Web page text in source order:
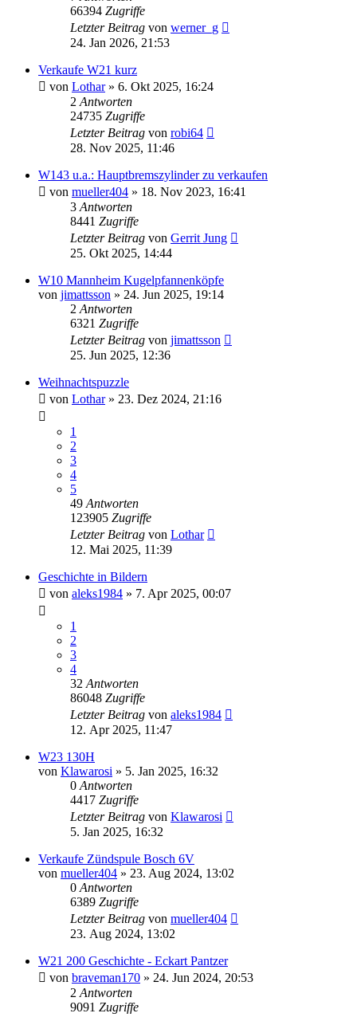
66394 Zugriffe
Letzter Beitrag von werner_g
24. Jan 2026, 21:53
Verkaufe W21 kurz
von Lothar» 6. Okt 2025, 16:24
2 Antworten
24735 Zugriffe
Letzter Beitrag von robi64
28. Nov 2025, 11:46
W143 u.a.: Hauptbremszylinder zu verkaufen
von mueller404 » 18. Nov 2023, 16:41
3 Antworten
8441 Zugriffe
Letzter Beitrag von Gerrit Jung
25. Okt 2025, 14:44
W10 Mannheim Kugelpfannenköpfe
von jimattsson » 24. Jun 2025, 19:14
2 Antworten
6321 Zugriffe
Letzter Beitrag von jimattsson
25. Jun 2025, 12:36
Weihnachtspuzzle
von Lothar» 23. Dez 2024, 21:16
1
2
3
4
5
49 Antworten
123905 Zugriffe
Letzter Beitrag von Lothar
12. Mai 2025, 11:39
Geschichte in Bildern
von aleks1984 » 7. Apr 2025, 00:07
1
2
3
4
32 Antworten
86048 Zugriffe
Letzter Beitrag von aleks1984
12. Apr 2025, 11:47
W23 130H
von Klawarosi » 5. Jan 2025, 16:32
0 Antworten
4417 Zugriffe
Letzter Beitrag von Klawarosi
5. Jan 2025, 16:32
Verkaufe Zündspule Bosch 6V
von mueller404 » 23. Aug 2024, 13:02
0 Antworten
6389 Zugriffe
Letzter Beitrag von mueller404
23. Aug 2024, 13:02
W21 200 Geschichte - Eckart Pantzer
von braveman170 » 24. Jun 2024, 20:53
2 Antworten
9091 Zugriffe